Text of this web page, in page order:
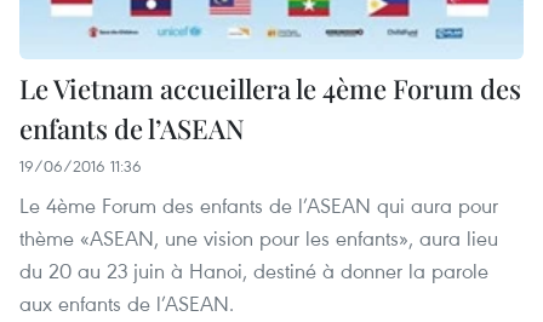
Le Vietnam accueillera le 4ème Forum des
enfants de l’ASEAN
19/06/2016 11:36
Le 4ème Forum des enfants de l’ASEAN qui aura pour
thème «ASEAN, une vision pour les enfants», aura lieu
du 20 au 23 juin à Hanoi, destiné à donner la parole
aux enfants de l’ASEAN.